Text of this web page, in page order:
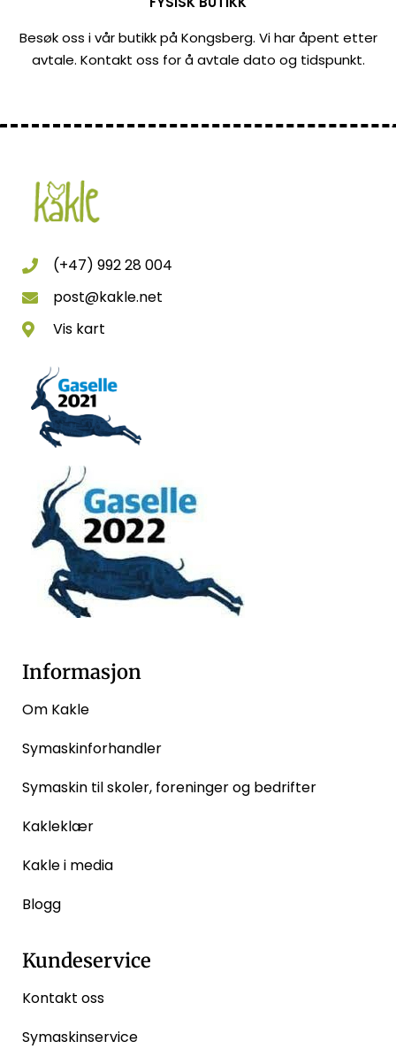
Besøk oss i vår butikk på Kongsberg. Vi har åpent etter
avtale. Kontakt oss for å avtale dato og tidspunkt.
(+47) 992 28 004
post@kakle.net
Vis kart
Informasjon
Om Kakle
Symaskinforhandler
Symaskin til skoler, foreninger og bedrifter
Kakleklær
Kakle i media
Blogg
Kundeservice
Kontakt oss
Symaskinservice